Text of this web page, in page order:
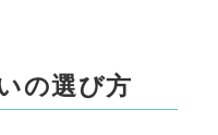
の選び方